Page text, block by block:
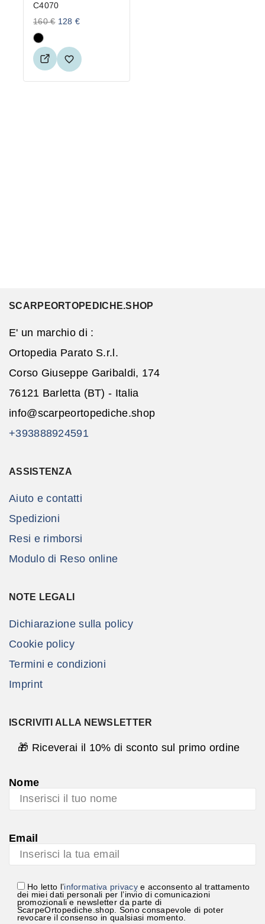
C4070
160€ 128€
SCARPEORTOPEDICHE.SHOP
E' un marchio di :
Ortopedia Parato S.r.l.
Corso Giuseppe Garibaldi, 174
76121 Barletta (BT) - Italia
info@scarpeortopediche.shop
+393888924591
ASSISTENZA
Aiuto e contatti
Spedizioni
Resi e rimborsi
Modulo di Reso online
NOTE LEGALI
Dichiarazione sulla policy
Cookie policy
Termini e condizioni
Imprint
ISCRIVITI ALLA NEWSLETTER
🎁 Riceverai il 10% di sconto sul primo ordine
Nome
Email
Ho letto l’informativa privacye acconsento al trattamento
dei miei dati personali per l’invio di comunicazioni
promozionali e newsletter da parte di
ScarpeOrtopediche.shop. Sono consapevole di poter
revocare il consenso in qualsiasi momento.